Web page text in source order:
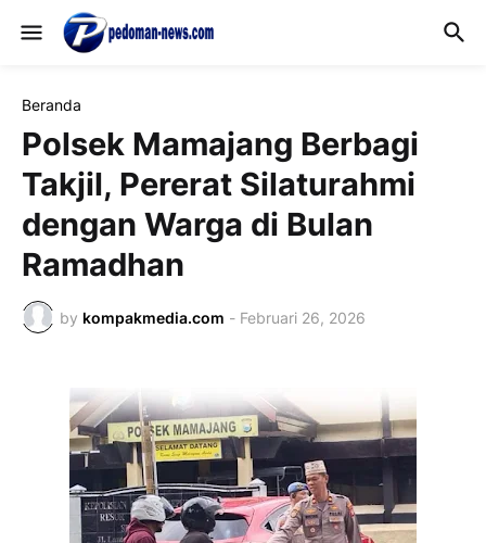
Beranda
Polsek Mamajang Berbagi
Takjil, Pererat Silaturahmi
dengan Warga di Bulan
Ramadhan
by kompakmedia.com - Februari 26, 2026